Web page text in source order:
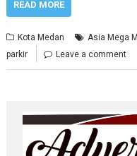
READ MORE
Kota Medan Asia Mega
parkir
Leave a comment